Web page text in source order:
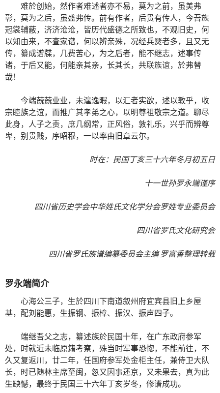
难於创始，然作者难述者亦不易，莫为之前，虽美弗
彰，莫为之后，虽盛弗传。前有作者，后贵有传人，今吾族
冠裳辅蔽，济济沧沧，皆历代盛德之所致也，不观旧史，何
以知由来，不查家谱，何以辨亲殊，况经兵燹者多，且又无
传，纂成谱牒，几费苦心，为之后者，能不继志，述事传
诸，于后又能，何能亲其亲，长其长，共联族谊，於弗替
哉！
今端兢兢业业，未遑逸暇，以汇者实欲，述以敦乎，收
宗睦族之谊，而推广其孝弟之心，以明尊祖敬宗之道。聊尽
此身，人子之责，庶几纲常，正风俗，敦礼乐，兴乎而辨尊
卑，别贵贱，序昭穆，一以率由旧章云尔。
时在：民国丁亥三十六年冬月初五日
十一世孙罗永端谨序
四川省历史学会中华姓氏文化学分会罗姓专业委员会
四川省罗氏文化研究会
四川省罗氏族谱编纂委员会主编 罗富香整理转载
罗永端简介
心海公三子，生於四川下南道叙州府宜宾县旧上乡屋
基，配刘能惠，生振钢、振樟、振汉、振声四子。
端继吾父之志，纂述族於民国十年，在广东政府参军
处，时就近未临原籍考察，殊当时军事恐惚，不能前往，不
久又复返川，廿二年，任国府参军处金柜主任，兼侍卫大队
长，时已随林主席至闽，忽又因事还京，又未果去，真为此
生缺憾，最终于民国三十六年丁亥岁冬，修谱成功。